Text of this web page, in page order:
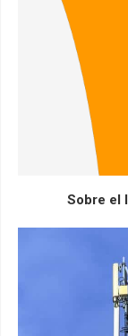
Sobre el